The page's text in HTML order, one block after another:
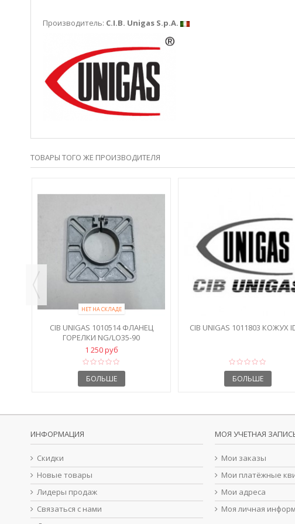
Производитель: C.I.B. Unigas S.p.A.
ТОВАРЫ ТОГО ЖЕ ПРОИЗВОДИТЕЛЯ
НЕТ НА СКЛАДЕ
CIB UNIGAS 1010514 ФЛАНЕЦ
ГОРЕЛКИ NG/LO35-90
1 250 руб
БОЛЬШЕ
CIB UNIGAS 1011803 КОЖУХ
БОЛЬШЕ
ИНФОРМАЦИЯ
Скидки
Новые товары
Лидеры продаж
Связаться с нами
МОЯ УЧЕТНАЯ
Мои заказы
Мои платёжные
Мои адреса
Моя личная